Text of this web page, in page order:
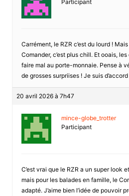
Participant
Carrément, le RZR c’est du lourd !
Comander, c’est plus chill. Et ooais,
faire mal au porte-monnaie. Pense à
de grosses surpriises ! Je suis d’accord
20 avril 2026 à 7h47
mince-globe_trotter
Participant
C’est vrai que le RZR a un super look
mais pour les balades en famille, le
adapté. J’aime bien l’idée de pouvoir